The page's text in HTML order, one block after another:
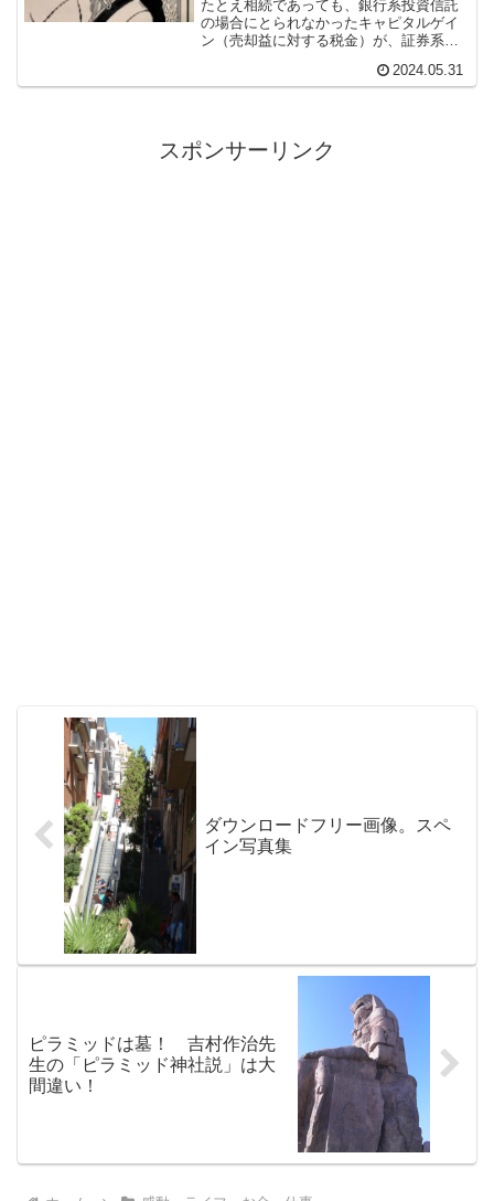
たとえ相続であっても、銀行系投資信託
の場合にとられなかったキャピタルゲイ
ン（売却益に対する税金）が、証券系投
同じ相続で、同じ投資信託なのに、銀行
系は税金がとられないのに、証券会社系
2024.05.31
スポンサーリンク
ダウンロードフリー画像。スペ
イン写真集
ピラミッドは墓！ 吉村作治先
生の「ピラミッド神社説」は大
間違い！